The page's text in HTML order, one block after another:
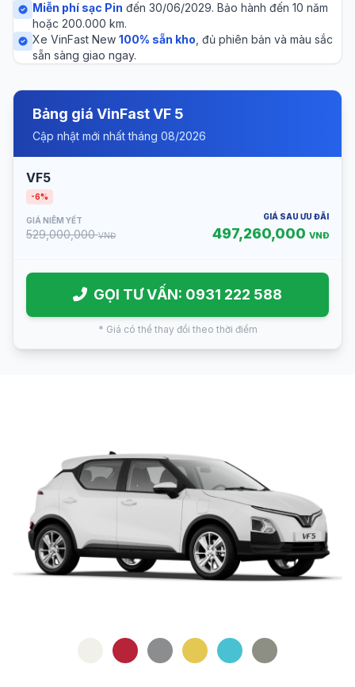
Miễn phí sạc Pin đến 30/06/2029. Bảo hành đến 10 năm
hoặc 200.000 km.
Xe VinFast New 100% sẵn kho , đủ phiên bản và màu sắc
sẵn sàng giao ngay.
Bảng giá VinFast VF 5
Cập nhật mới nhất tháng 08/2026
VF5
-6%
GIÁ NIÊM YẾT
529,000,000VNĐ
GIÁ SAU ƯU ĐÃI
497,260,000 VNĐ
GỌI TƯ VẤN: 0931 222 588
* Giá có thể thay đổi theo thời điểm